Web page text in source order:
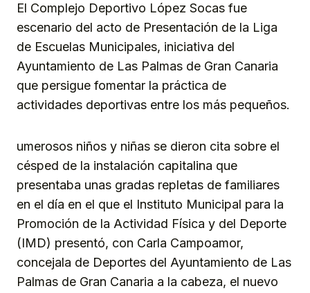
El Complejo Deportivo López Socas fue
escenario del acto de Presentación de la Liga
de Escuelas Municipales, iniciativa del
Ayuntamiento de Las Palmas de Gran Canaria
que persigue fomentar la práctica de
actividades deportivas entre los más pequeños.
umerosos niños y niñas se dieron cita sobre el
césped de la instalación capitalina que
presentaba unas gradas repletas de familiares
en el día en el que el Instituto Municipal para la
Promoción de la Actividad Física y del Deporte
(IMD) presentó, con Carla Campoamor,
concejala de Deportes del Ayuntamiento de Las
Palmas de Gran Canaria a la cabeza, el nuevo